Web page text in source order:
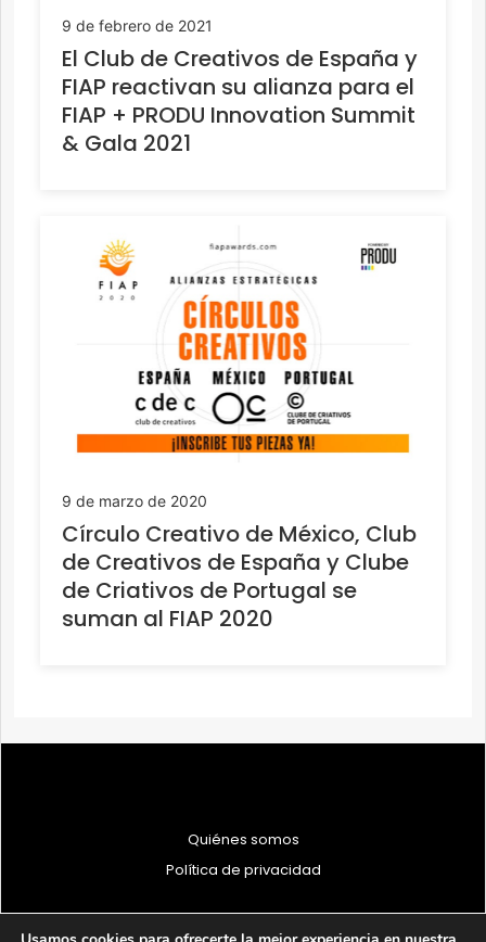
9 de febrero de 2021
El Club de Creativos de España y
FIAP reactivan su alianza para el
FIAP + PRODU Innovation Summit
& Gala 2021
9 de marzo de 2020
Círculo Creativo de México, Club
de Creativos de España y Clube
de Criativos de Portugal se
suman al FIAP 2020
Quiénes somos
Política de privacidad